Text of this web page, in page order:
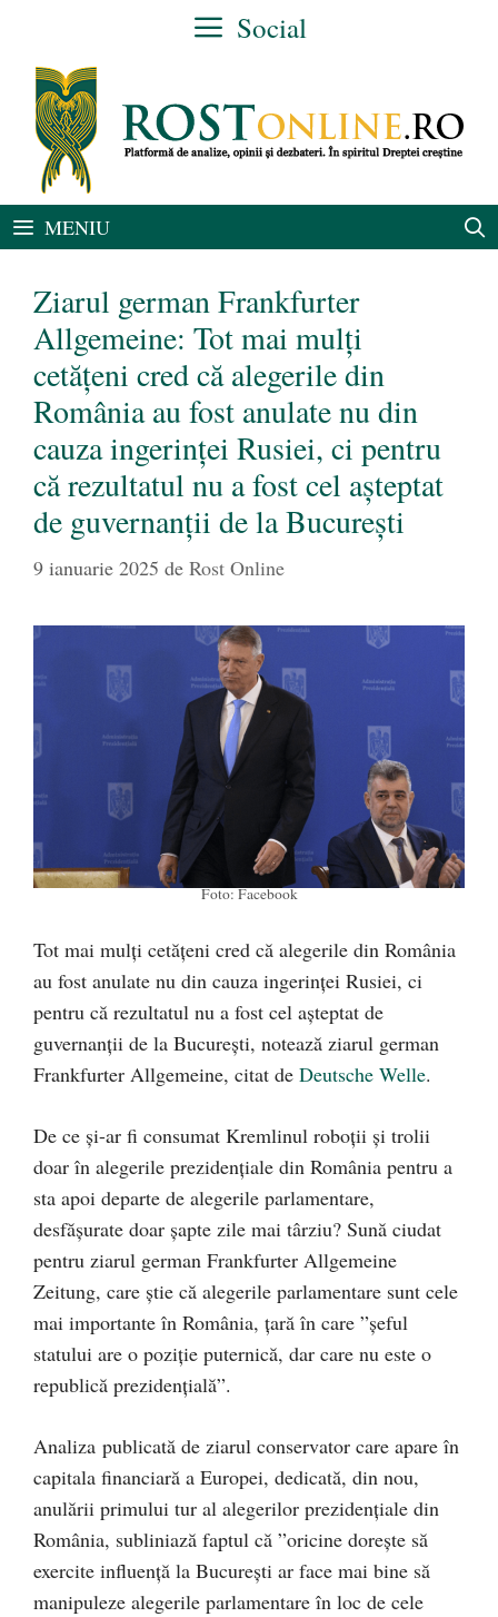
conținut
Social
MENIU
Ziarul german Frankfurter
Allgemeine: Tot mai mulți
cetățeni cred că alegerile din
România au fost anulate nu din
cauza ingerinței Rusiei, ci pentru
că rezultatul nu a fost cel așteptat
de guvernanții de la București
9 ianuarie 2025 de Rost Online
Foto: Facebook
Tot mai mulți cetățeni cred că alegerile din România
au fost anulate nu din cauza ingerinței Rusiei, ci
pentru că rezultatul nu a fost cel așteptat de
guvernanții de la București, notează ziarul german
Frankfurter Allgemeine, citat de Deutsche Welle.
De ce și-ar fi consumat Kremlinul roboții și trolii
doar în alegerile prezidențiale din România pentru a
sta apoi departe de alegerile parlamentare,
desfășurate doar șapte zile mai târziu? Sună ciudat
pentru ziarul german Frankfurter Allgemeine
Zeitung, care știe că alegerile parlamentare sunt cele
mai importante în România, țară în care ”șeful
statului are o poziție puternică, dar care nu este o
republică prezidențială”.
Analiza publicată de ziarul conservator care apare în
capitala financiară a Europei, dedicată, din nou,
anulării primului tur al alegerilor prezidențiale din
România, subliniază faptul că ”oricine dorește să
exercite influență la București ar face mai bine să
manipuleze alegerile parlamentare în loc de cele